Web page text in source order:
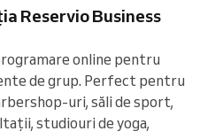
Reservio Business
online pentru
de grup. Perfect pentru
uri, săli de sport,
studiouri de yoga,